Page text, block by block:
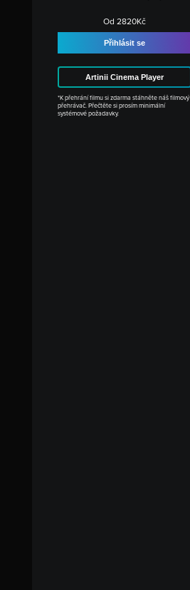
Od 2820Kč
Přihlásit se
Artinii Cinema Player
*K přehrání filmu si zdarma stáhněte náš filmový
přehrávač. Přečtěte si prosím minimální
systémové požadavky.